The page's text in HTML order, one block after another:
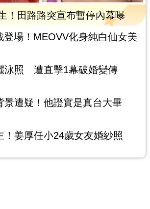
！田路路突宣布暫停內幕曝
登場！MEOVV化身純白仙女美
泳照 遭直擊1幕破婚變傳
景遭疑！他證實是真台大畢
！姜厚任小24歲女友婚紗照